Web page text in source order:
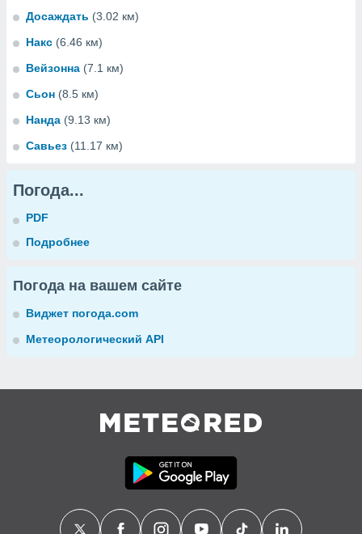
Досаждать (3.02 км)
Накс (6.46 км)
Вейзонна (7.1 км)
Сьон (8.5 км)
Нанда (9.13 км)
Савьез (11.17 км)
Погода...
PDF
Подробнее
Погода на вашем сайте
Виджет погода.com
Метеорологический API